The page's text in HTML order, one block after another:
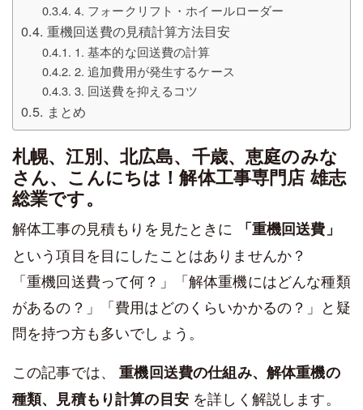
4. フォークリフト・ホイールローダー
重機回送費の見積計算方法目安
1. 基本的な回送費の計算
2. 追加費用が発生するケース
3. 回送費を抑えるコツ
まとめ
札幌、江別、北広島、千歳、恵庭のみな
さん、こんにちは！解体工事専門店 雄志
総業です。
解体工事の見積もりを見たときに
「重機回送費」
という項目を目にしたことはありませんか？
「重機回送費って何？」「解体重機にはどんな種類
があるの？」「費用はどのくらいかかるの？」と疑
問を持つ方も多いでしょう。
この記事では、重機回送費の仕組み、解体重機の
種類、見積もり計算の目安を詳しく解説します。